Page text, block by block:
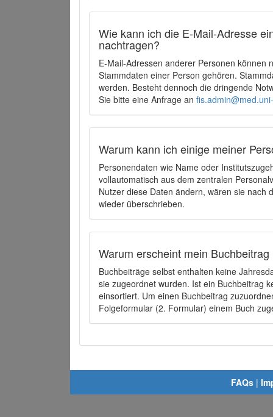
Wie kann ich die E-Mail-Adresse
nachtragen?
E-Mail-Adressen anderer Personen können
Stammdaten einer Person gehören.
werden. Besteht dennoch die dringende
Sie bitte eine Anfrage an
Warum kann ich einige meiner
Personendaten wie Name oder
vollautomatisch aus dem zentralen
Nutzer diese Daten ändern, wären sie
wieder überschrieben.
Warum erscheint mein
Buchbeiträge selbst enthalten keine
sie zugeordnet wurden. Ist ein Buchbeitrag
einsortiert. Um einen Buchbeitrag
Folgeformular (2. Formular) einem Buch
FAQs |